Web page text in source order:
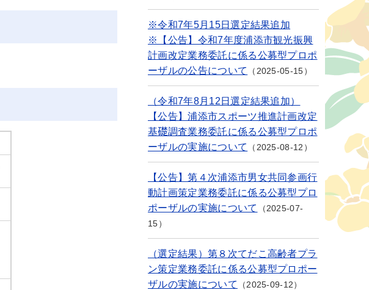
※令和7年5月15日選定結果追加
※【公告】令和7年度浦添市観光振興
計画改定業務委託に係る公募型プロポ
ーザルの公告について
2025-05-15
（令和7年8月12日選定結果追加）
【公告】浦添市スポーツ推進計画改定
基礎調査業務委託に係る公募型プロポ
ーザルの実施について
2025-08-12
【公告】第４次浦添市男女共同参画行
動計画策定業務委託に係る公募型プロ
ポーザルの実施について
2025-07-
15
（選定結果）第８次てだこ高齢者プラ
ン策定業務委託に係る公募型プロポー
ザルの実施について
2025-09-12